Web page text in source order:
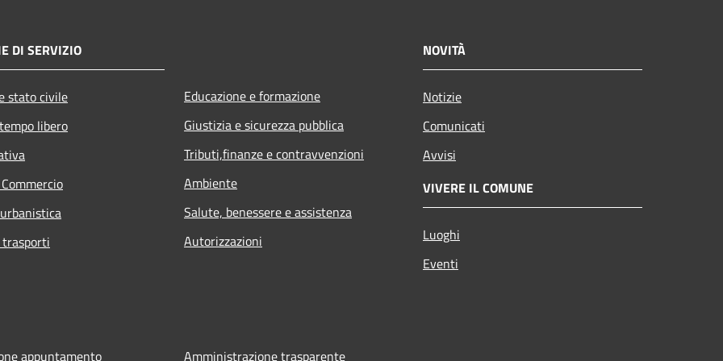
DI SERVIZIO
stato civile
libero
Educazione e formazione
Giustizia e sicurezza pubblica
Tributi,finanze e contravvenzioni
Ambiente
Salute, benessere e assistenza
Autorizzazioni
NOVITÀ
Notizie
Comunicati
Avvisi
VIVERE IL COMUNE
Luoghi
Eventi
appuntamento Amministrazione trasparente